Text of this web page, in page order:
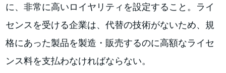
に、非常に高いロイヤリティを設定すること。ライ
センスを受ける企業は、代替の技術がないため、規
格にあった製品を製造・販売するのに高額なライセ
ンス料を支払わなければならない。